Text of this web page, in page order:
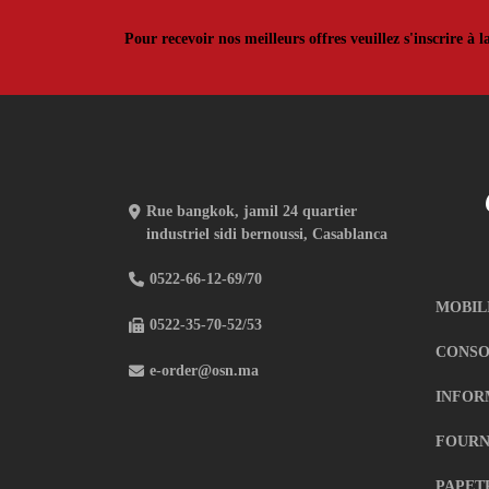
Pour recevoir nos meilleurs offres veuillez s'inscrire à
Rue bangkok, jamil 24 quartier
industriel sidi bernoussi, Casablanca
0522-66-12-69/70
0522-35-70-52/53
e-order@osn.ma